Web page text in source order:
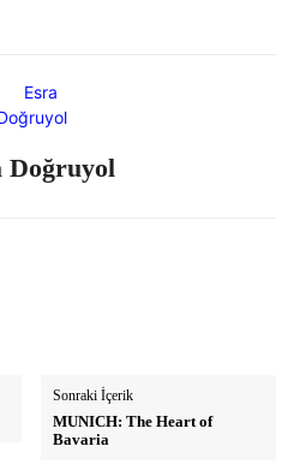
Doğruyol
Sonraki İçerik
MUNICH: The Heart of
Bavaria